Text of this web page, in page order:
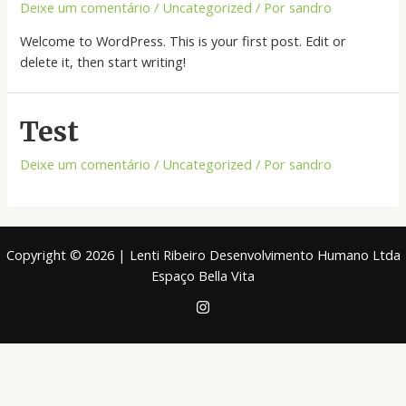
Deixe um comentário / Uncategorized / Por sandro
Welcome to WordPress. This is your first post. Edit or
delete it, then start writing!
Test
Deixe um comentário / Uncategorized / Por sandro
Copyright © 2026 | Lenti Ribeiro Desenvolvimento Humano Ltda
Espaço Bella Vita